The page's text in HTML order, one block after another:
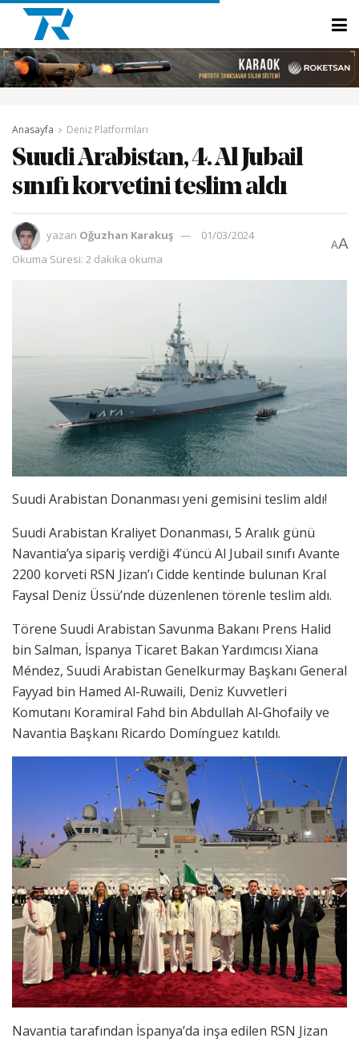
Anasayfa Deniz Platformları
Suudi Arabistan, 4. Al Jubail
sınıfı korvetini teslim aldı
yazan Oğuzhan Karakuş
01/03/2024
Okuma Süresi: 2 dakika okuma
AA
Suudi Arabistan Donanması yeni gemisini teslim aldı!
Suudi Arabistan Kraliyet Donanması, 5 Aralık günü
Navantia’ya sipariş verdiği 4’üncü Al Jubail sınıfı Avante
2200 korveti RSN Jizan’ı Cidde kentinde bulunan Kral
Faysal Deniz Üssü’nde düzenlenen törenle teslim aldı.
Törene Suudi Arabistan Savunma Bakanı Prens Halid
bin Salman, İspanya Ticaret Bakan Yardımcısı Xiana
Méndez, Suudi Arabistan Genelkurmay Başkanı General
Fayyad bin Hamed Al-Ruwaili, Deniz Kuvvetleri
Komutanı Koramiral Fahd bin Abdullah Al-Ghofaily ve
Navantia Başkanı Ricardo Domínguez katıldı.
Navantia tarafından İspanya’da inşa edilen RSN Jizan